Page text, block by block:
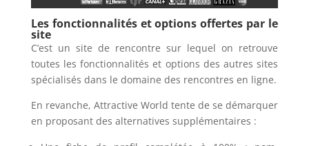
Les fonctionnalités et options offertes par le
site
C’est un site de rencontre sur lequel on retrouve
toutes les fonctionnalités et options des autres sites
spécialisés dans le domaine des rencontres en ligne.
En revanche, Attractive World tente de se démarquer
en proposant des alternatives supplémentaires :